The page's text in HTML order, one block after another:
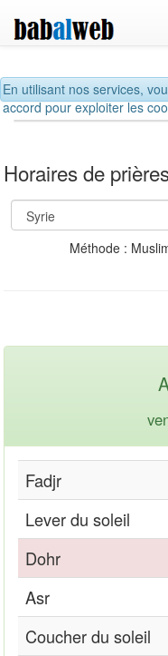
En utilisant nos services,
accord pour exploiter les
Horaires de
Méthode :
Fadjr
Lever du soleil
Dohr
Asr
Coucher du soleil